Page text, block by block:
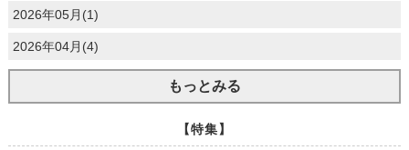
2026年05月(1)
2026年04月(4)
もっとみる
【特集】